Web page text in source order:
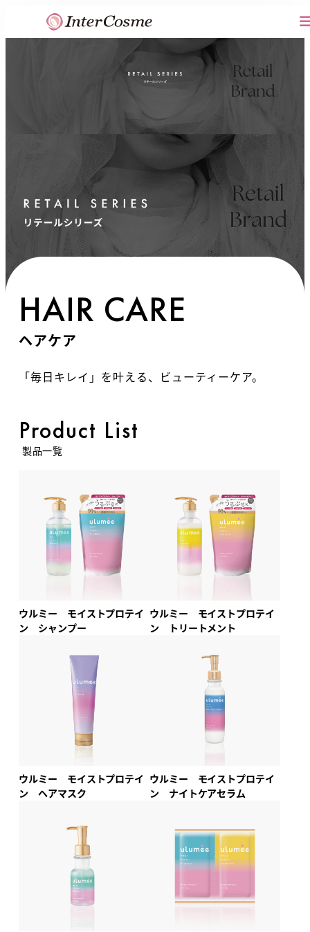
HAIR CARE
ヘアケア
「毎日キレイ」を叶える、ビューティーケア。
Product List
製品一覧
ウルミー モイストプロテイ
ン シャンプー
ウルミー モイストプロテイ
ン トリートメント
ウルミー モイストプロテイ
ン ヘアマスク
ウルミー モイストプロテイ
ン ナイトケアセラム